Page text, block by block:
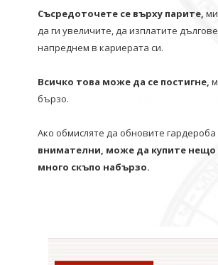
Съсредоточете се върху парите,
да ги увеличите, да изплатите
напреднем в кариерата си.
Всичко това може да се постигне,
бързо.
Ако обмисляте да обновите гардероба
внимателни, може да купите нещо
много скъпо набързо.